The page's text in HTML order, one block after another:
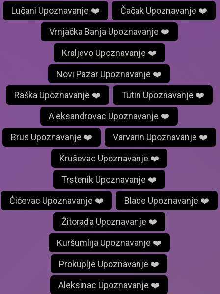
Lučani Upoznavanje ❤️ Čačak Upoznavanje ❤️
Vrnjačka Banja Upoznavanje ❤️
Kraljevo Upoznavanje ❤️
Novi Pazar Upoznavanje ❤️
Raška Upoznavanje ❤️ Tutin Upoznavanje ❤️
Aleksandrovac Upoznavanje ❤️
Brus Upoznavanje ❤️ Varvarin Upoznavanje ❤️
Kruševac Upoznavanje ❤️
Trstenik Upoznavanje ❤️
Ćićevac Upoznavanje ❤️ Blace Upoznavanje ❤️
Žitorađa Upoznavanje ❤️
Kuršumlija Upoznavanje ❤️
Prokuplje Upoznavanje ❤️
Aleksinac Upoznavanje ❤️